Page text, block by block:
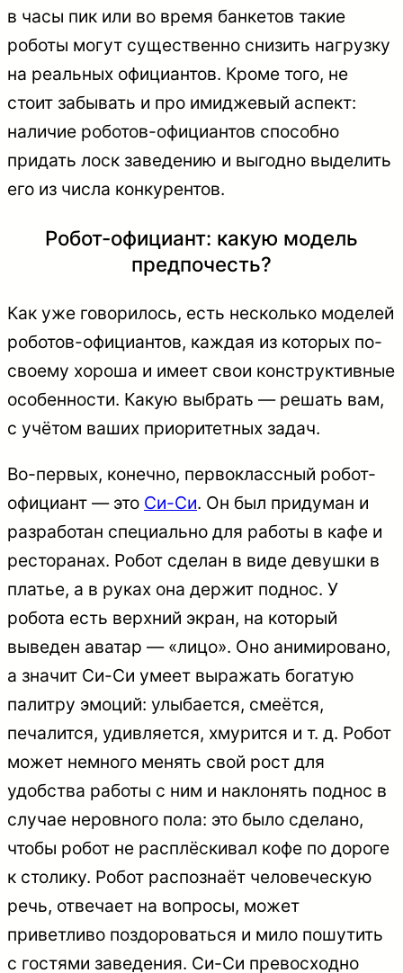
в часы пик или во время банкетов такие
роботы могут существенно снизить нагрузку
на реальных официантов. Кроме того, не
стоит забывать и про имиджевый аспект:
наличие роботов-официантов способно
придать лоск заведению и выгодно выделить
его из числа конкурентов.
Робот-официант: какую модель
предпочесть?
Как уже говорилось, есть несколько моделей
роботов-официантов, каждая из которых по-
своему хороша и имеет свои конструктивные
особенности. Какую выбрать — решать вам,
с учётом ваших приоритетных задач.
Во-первых, конечно, первоклассный робот-
официант — это Си-Си. Он был придуман и
разработан специально для работы в кафе и
ресторанах. Робот сделан в виде девушки в
платье, а в руках она держит поднос. У
робота есть верхний экран, на который
выведен аватар — «лицо». Оно анимировано,
а значит Си-Си умеет выражать богатую
палитру эмоций: улыбается, смеётся,
печалится, удивляется, хмурится и т. д. Робот
может немного менять свой рост для
удобства работы с ним и наклонять поднос в
случае неровного пола: это было сделано,
чтобы робот не расплёскивал кофе по дороге
к столику. Робот распознаёт человеческую
речь, отвечает на вопросы, может
приветливо поздороваться и мило пошутить
с гостями заведения. Си-Си превосходно